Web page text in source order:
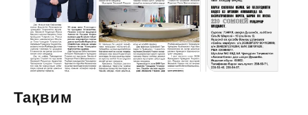
Тақвим